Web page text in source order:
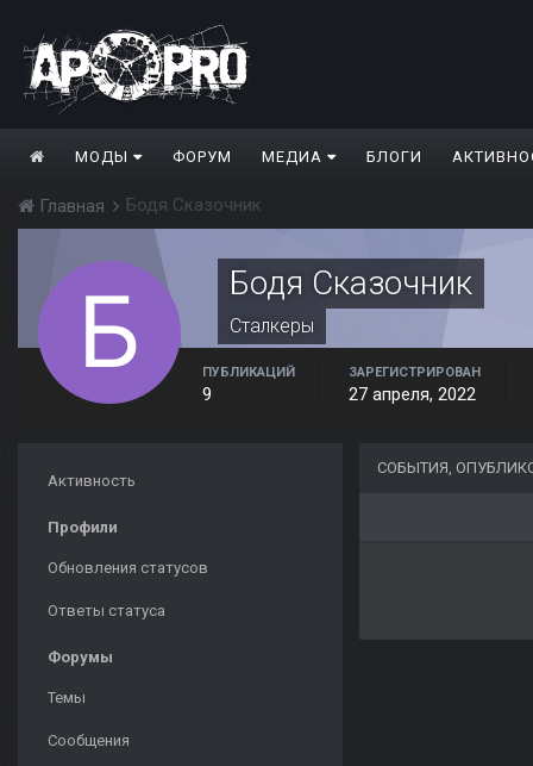
МОДЫ ФОРУМ МЕДИА БЛОГИ
Главная Бодя Сказочник
Бодя Сказочник
Сталкеры
ПУБЛИКАЦИЙ
9
ЗАРЕГИСТРИРОВАН
27 апреля, 2022
Активность
Профили
Обновления статусов
Ответы статуса
Форумы
Темы
Сообщения
СОБЫТИЯ,